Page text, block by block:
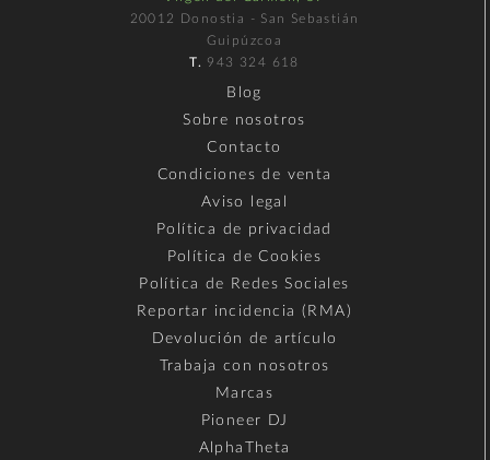
20012 Donostia - San Sebastián
Guipúzcoa
T. 943 324 618
Blog
Sobre nosotros
Contacto
Condiciones de venta
Aviso legal
Política de privacidad
Política de Cookies
Política de Redes Sociales
Reportar incidencia (RMA)
Devolución de artículo
Trabaja con nosotros
Marcas
Pioneer DJ
AlphaTheta